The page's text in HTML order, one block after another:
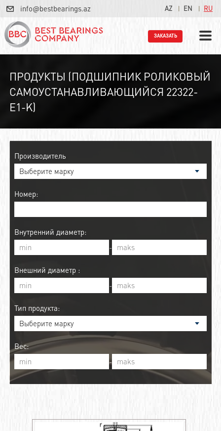
info@bestbearings.az AZ EN RU
ЗАКАЗАТЬ
ПРОДУКТЫ (ПОДШИПНИК РОЛИКОВЫЙ
САМОУСТАНАВЛИВАЮЩИЙСЯ 22322-
E1-K)
Производитель
Номер:
Внутренний диаметр:
-
Внешний диаметр :
-
Тип продукта:
Вес:
-